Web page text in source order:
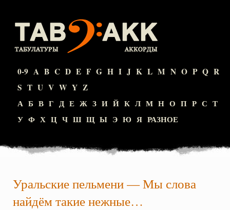
0-9 A B C D E F G H I J K L M N O P Q R
S T U V W Y Z
А Б В Г Д Е Ж З И Й К Л М Н О П Р С Т
У Ф Х Ц Ч Ш Щ Ы Э Ю Я РАЗНОЕ
Уральские пельмени—Мы слова
найдём такие нежные…